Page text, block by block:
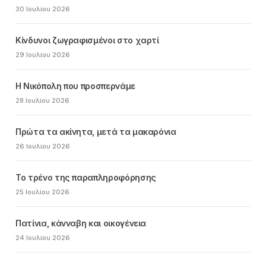
30 Ιουλίου 2026
Κίνδυνοι ζωγραφισμένοι στο χαρτί
29 Ιουλίου 2026
Η Νικόπολη που προσπερνάμε
28 Ιουλίου 2026
Πρώτα τα ακίνητα, μετά τα μακαρόνια
26 Ιουλίου 2026
Το τρένο της παραπληροφόρησης
25 Ιουλίου 2026
Πατίνια, κάνναβη και οικογένεια
24 Ιουλίου 2026